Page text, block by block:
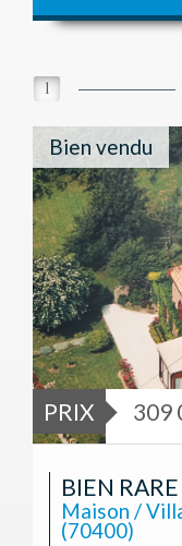
1
Bien vendu
PRIX 309
BIEN RARE
Maison /
(70400)